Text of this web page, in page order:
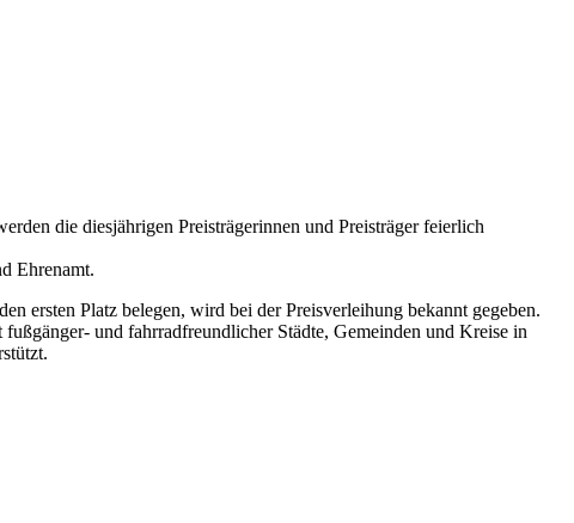
die diesjährigen Preisträgerinnen und Preisträger feierlich
Ehrenamt.
ersten Platz belegen, wird bei der Preisverleihung bekannt gegeben.
und fahrradfreundlicher Städte, Gemeinden und Kreise in